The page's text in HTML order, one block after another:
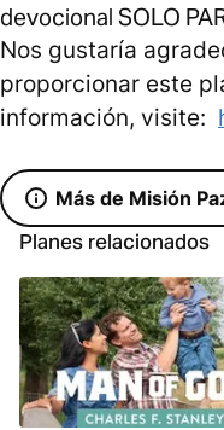
devocional SOLO
Nos gustaría
proporcionar este
información, visite:
Más de Misión
Planes relacionados